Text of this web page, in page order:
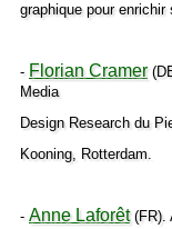
graphique pour
- Florian Cramer
Media
Design Research du
Kooning, Rotterdam.
- Anne Laforêt(FR).